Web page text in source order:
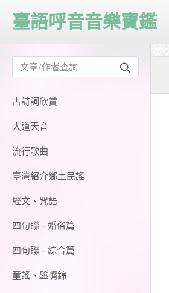
古詩詞欣賞
大道天音
流行歌曲
臺灣紹介鄉土民謠
經文、咒語
四句聯 - 婚俗篇
四句聯 - 綜合篇
童謠、盤嘴錦
臺語呼音音樂寶鑑